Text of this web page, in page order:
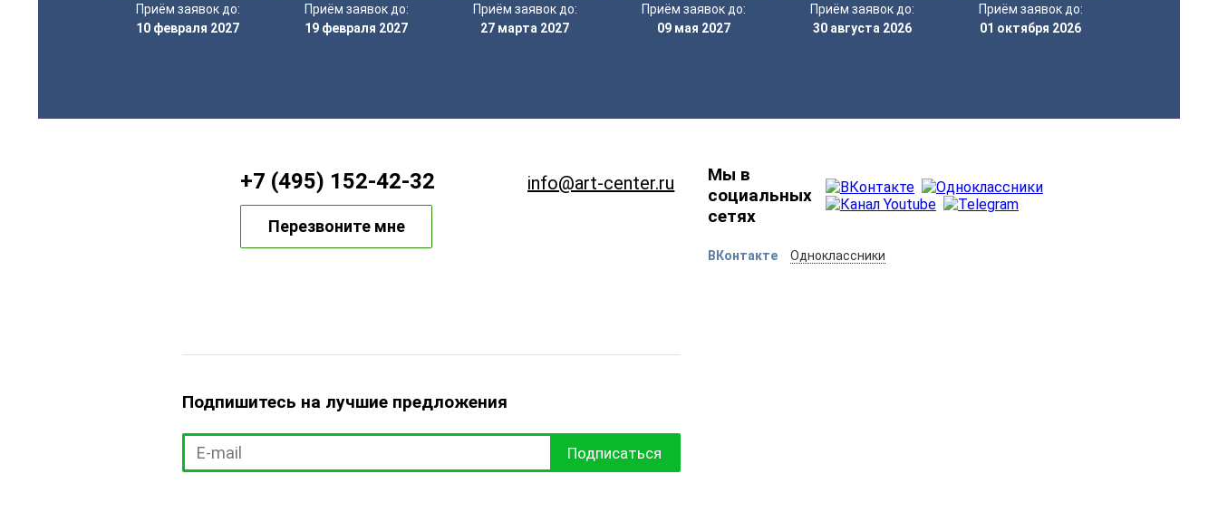
Приём заявок до:
10 февраля 2027
Приём заявок до:
19 февраля 2027
Приём заявок до:
27 марта 2027
Приём заявок до:
09 мая 2027
Приём заявок до:
30 августа 2026
Приём заявок до:
01 октября 2026
+7 (495) 152-42-32
Перезвоните мне
info@art-center.ru
Подпишитесь на лучшие предложения
Подписаться
Мы в
социальных
сетях
ВКонтакте Одноклассники